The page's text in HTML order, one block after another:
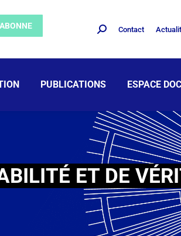
Contact
PUBLICATIONS ESPACE
ET DE